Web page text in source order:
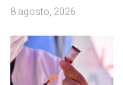
8 agosto, 2026